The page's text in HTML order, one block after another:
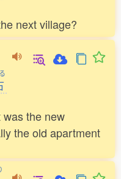
next village?
the new
the old apartment